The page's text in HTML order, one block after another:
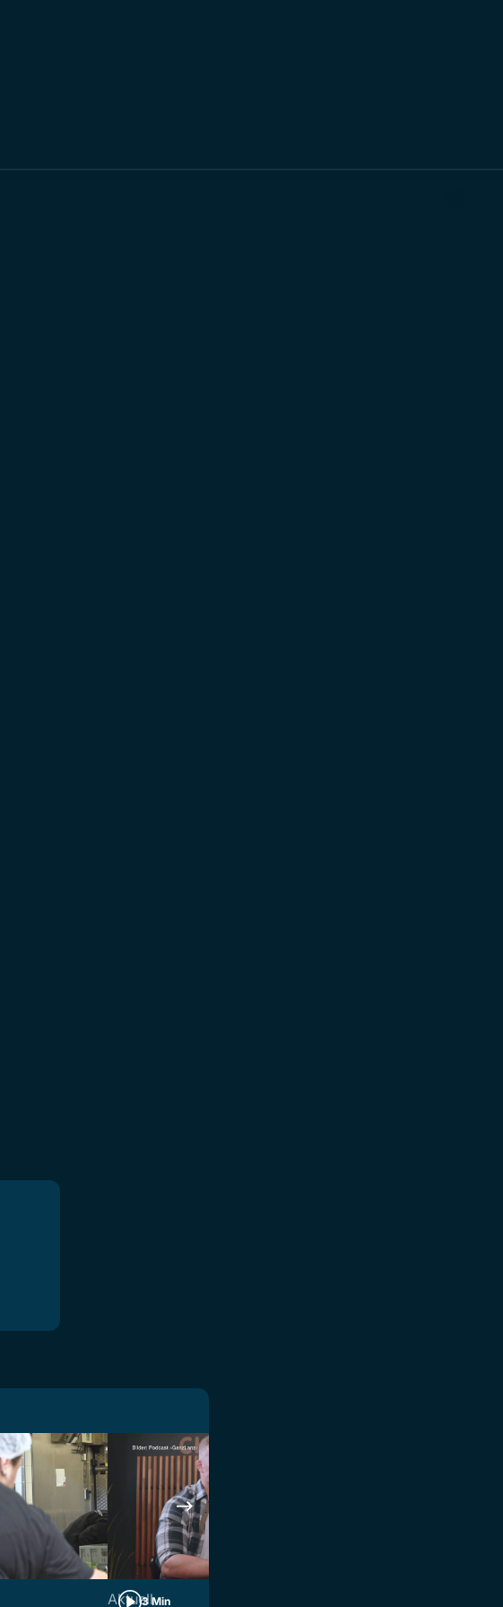
3 Min
Aktuell